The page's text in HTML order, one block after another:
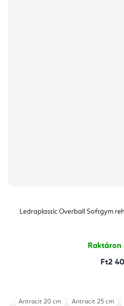
Ledraplastic Overball Softgym
Raktáron
Ft2
Antracit 20 cm Antracit 25 cm